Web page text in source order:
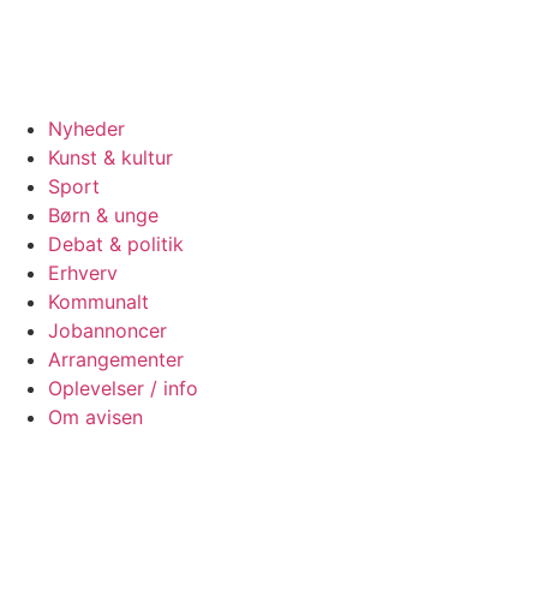
Nyheder
Kunst & kultur
Sport
Børn & unge
Debat & politik
Erhverv
Kommunalt
Jobannoncer
Arrangementer
Oplevelser / info
Om avisen